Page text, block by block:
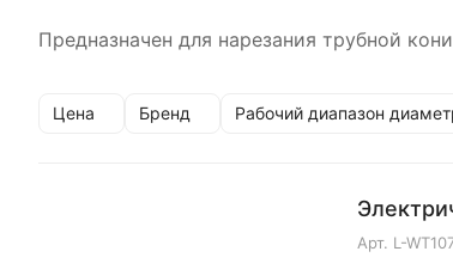
Предназначен для нарезания трубной
Цена Бренд Рабочий диапазон
Арт. L-